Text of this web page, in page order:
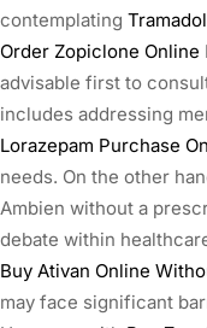
contemplating
Order Zopiclone Online
advisable first to
includes addressing
Lorazepam Purchase
needs. On the other
Ambien without a
debate within
Buy Ativan Online
may face significant